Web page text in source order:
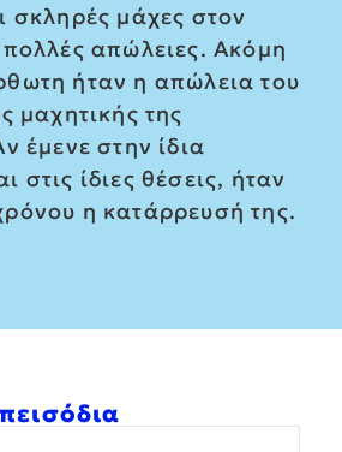
σκληρές μάχες στον
απώλειες. Ακόμη
ήταν η απώλεια του
μαχητικής της
έμενε στην ίδια
στις ίδιες θέσεις, ήταν
η κατάρρευσή της.